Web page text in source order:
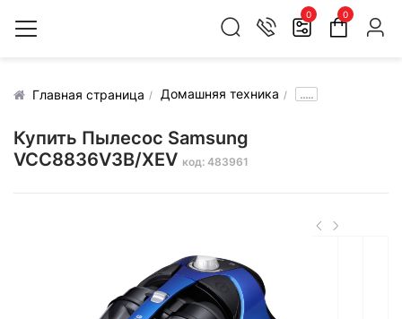
0 0
Главная страница Домашняя техника .....
Купить Пылесос Samsung
VCC8836V3B/XEV код: 483961